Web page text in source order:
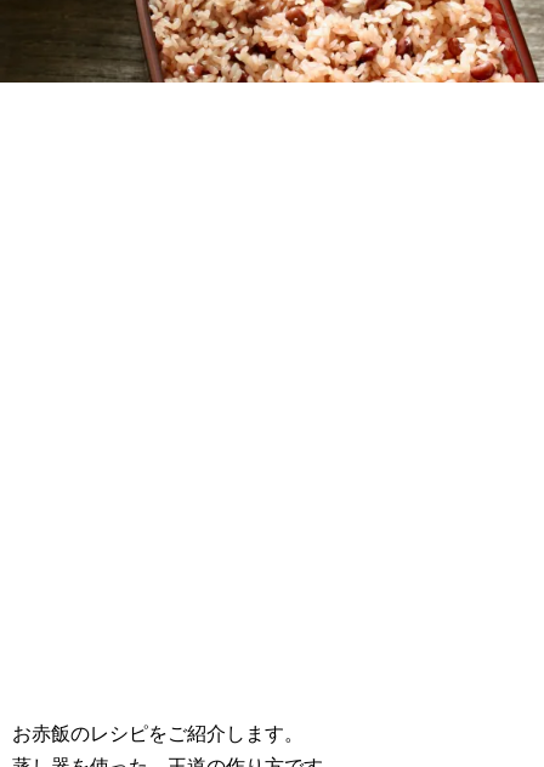
お赤飯のレシピをご紹介します。